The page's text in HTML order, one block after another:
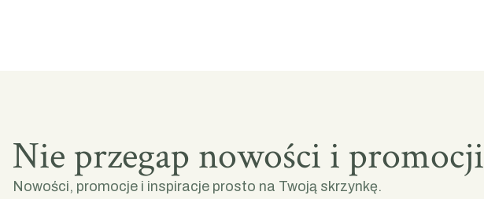
Nie przegap nowości i promocji
Nowości, promocje i inspiracje prosto na Twoją skrzynkę.